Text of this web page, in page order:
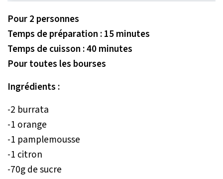
Pour 2 personnes
Temps de préparation : 15 minutes
Temps de cuisson : 40 minutes
Pour toutes les bourses
Ingrédients :
-2 burrata
-1 orange
-1 pamplemousse
-1 citron
-70g de sucre